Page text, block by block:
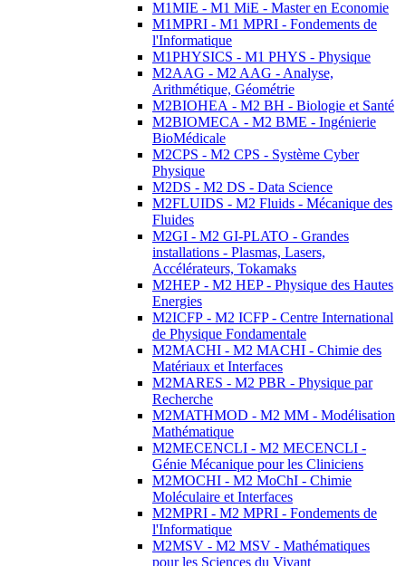
M1MIE - M1 MiE - Master en Economie
M1MPRI - M1 MPRI - Fondements de
l'Informatique
M1PHYSICS - M1 PHYS - Physique
M2AAG - M2 AAG - Analyse,
Arithmétique, Géométrie
M2BIOHEA - M2 BH - Biologie et Santé
M2BIOMECA - M2 BME - Ingénierie
BioMédicale
M2CPS - M2 CPS - Système Cyber
Physique
M2DS - M2 DS - Data Science
M2FLUIDS - M2 Fluids - Mécanique des
Fluides
M2GI - M2 GI-PLATO - Grandes
installations - Plasmas, Lasers,
Accélérateurs, Tokamaks
M2HEP - M2 HEP - Physique des Hautes
Energies
M2ICFP - M2 ICFP - Centre International
de Physique Fondamentale
M2MACHI - M2 MACHI - Chimie des
Matériaux et Interfaces
M2MARES - M2 PBR - Physique par
Recherche
M2MATHMOD - M2 MM - Modélisation
Mathématique
M2MECENCLI - M2 MECENCLI -
Génie Mécanique pour les Cliniciens
M2MOCHI - M2 MoChI - Chimie
Moléculaire et Interfaces
M2MPRI - M2 MPRI - Fondements de
l'Informatique
M2MSV - M2 MSV - Mathématiques
pour les Sciences du Vivant